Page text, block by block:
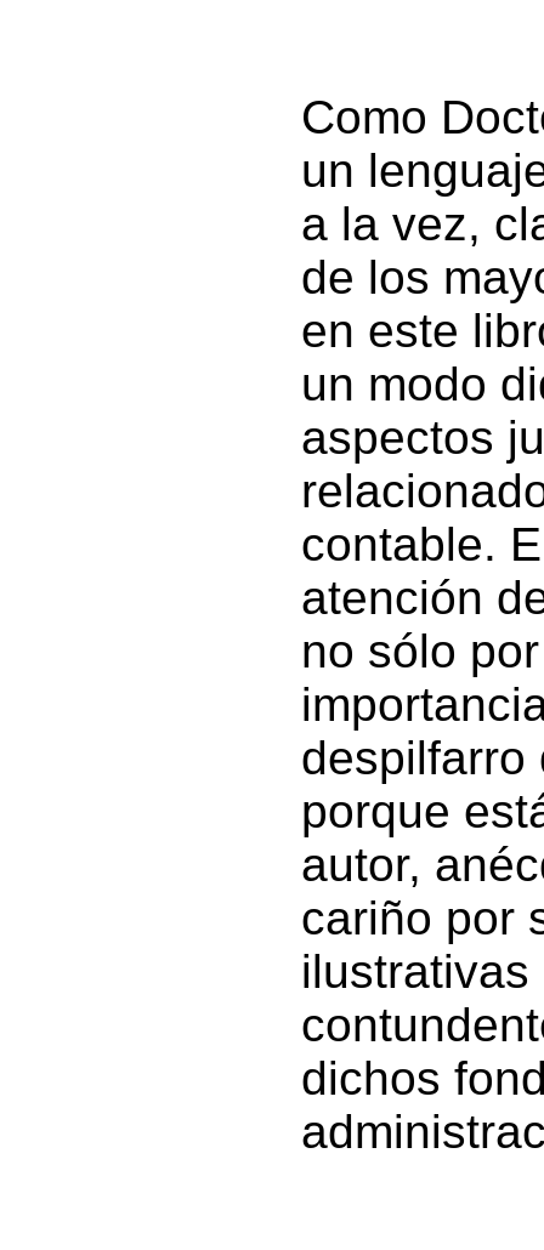
Como
un
a la vez,
de los
en este
un modo
aspectos
contable.
atención
no sólo
despilfarro
porque
autor,
cariño por
dichos